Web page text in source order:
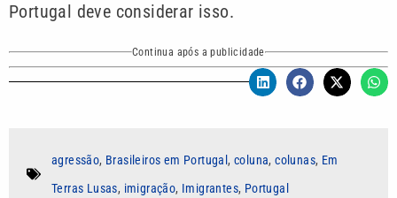
Portugal deve considerar isso.
Continua após a publicidade
agressão, Brasileiros em Portugal,coluna,colunas, Em
Terras Lusas, imigração, Imigrantes, Portugal